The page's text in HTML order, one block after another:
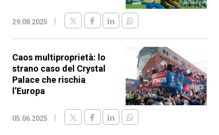
29.08.2025
Caos multiproprietà: lo
strano caso del Crystal
Palace che rischia
l’Europa
05.06.2025